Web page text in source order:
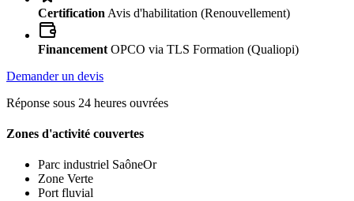
Certification Avis d'habilitation (Renouvellement)
Financement OPCO via TLS Formation (Qualiopi)
Demander un devis
Réponse sous 24 heures ouvrées
Zones d'activité couvertes
Parc industriel SaôneOr
Zone Verte
Port fluvial